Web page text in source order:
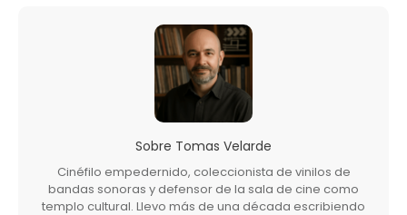
Sobre Tomas Velarde
Cinéfilo empedernido, coleccionista de vinilos de
bandas sonoras y defensor de la sala de cine como
templo cultural. Llevo más de una década escribiendo